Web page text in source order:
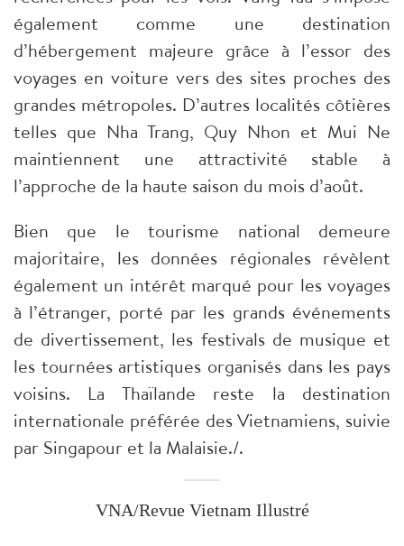
également comme une destination
d’hébergement majeure grâce à l’essor des
voyages en voiture vers des sites proches des
grandes métropoles. D’autres localités côtières
telles que Nha Trang, Quy Nhon et Mui Ne
maintiennent une attractivité stable à
l’approche de la haute saison du mois d’août.
Bien que le tourisme national demeure
majoritaire, les données régionales révèlent
également un intérêt marqué pour les voyages
à l’étranger, porté par les grands événements
de divertissement, les festivals de musique et
les tournées artistiques organisés dans les pays
voisins. La Thaïlande reste la destination
internationale préférée des Vietnamiens, suivie
par Singapour et la Malaisie./.
VNA/Revue Vietnam Illustré